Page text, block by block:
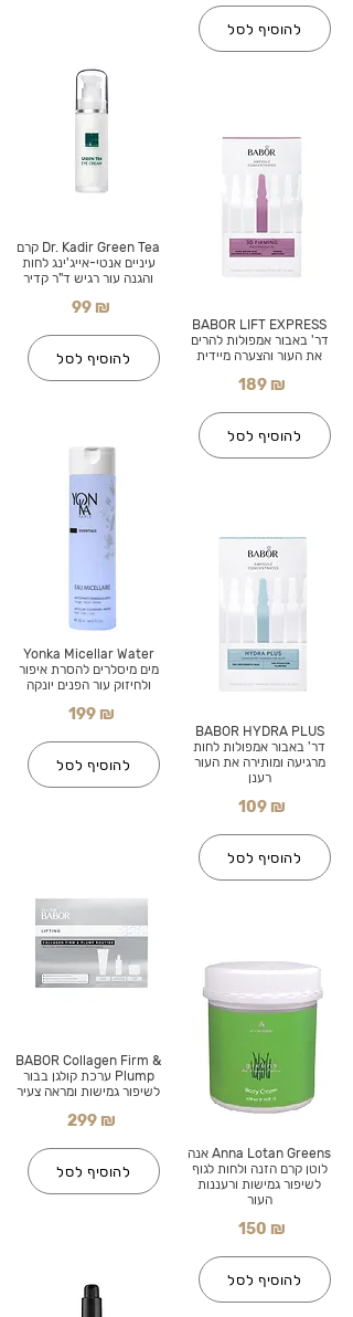
Dr. Kadir Green Tea קרם
עיניים אנטי-אייג'ינג לחות
והגנה עור רגיש ד"ר קדיר
99 ₪
להוסיף לסל
Yonka Micellar Water
מים מיסלרים להסרת איפור
ולחיזוק עור הפנים יונקה
199 ₪
להוסיף לסל
BABOR Collagen Firm &
Plump ערכת קולגן בבור
לשיפור גמישות ומראה צעיר
299 ₪
להוסיף לסל
להוסיף לסל
BABOR LIFT EXPRESS
דר' באבור אמפולות להרים
את העור והצערה מיידית
189 ₪
להוסיף לסל
BABOR HYDRA PLUS
דר' באבור אמפולות לחות
מרגיעה ומותירה את העור
רענן
109 ₪
להוסיף לסל
Anna Lotan Greens אנה
לוטן קרם הזנה ולחות לגוף
לשיפור גמישות ורעננות
העור
150 ₪
להוסיף לסל